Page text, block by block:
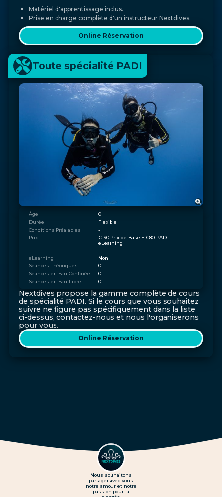
Matériel d'apprentissage inclus.
Prise en charge complète d'un instructeur Nextdives.
Online Réservation
Toute spécialité PADI
Âge
0
Durée
Flexible
Conditions Préalables
-
Prix
€190 Prix de Base + €80 PADI
eLearning
eLearning
Non
Séances Théoriques
0
Séances en Eau Confinée
0
Séances en Eau Libre
0
Nextdives propose la gamme complète de cours
de spécialité PADI. Si le cours que vous souhaitez
suivre ne figure pas spécifiquement dans la liste
ci-dessus, contactez-nous et nous l'organiserons
pour vous.
Online Réservation
Nous souhaitons
partager avec vous
notre amour et notre
passion pour la